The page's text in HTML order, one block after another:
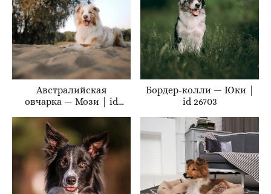
Австралийская
овчарка — Мози | id
Бордер-колли — Юки |
id 26703